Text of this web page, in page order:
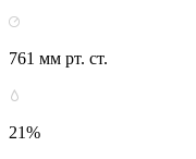
761 мм рт. ст.
21%